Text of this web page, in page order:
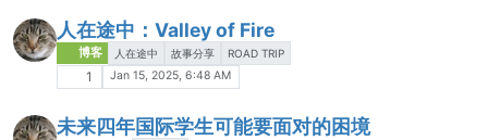
人在途中：Valley of Fire
博客 人在途中 故事分享 ROAD TRIP
1 Jan 15, 2025, 6:48 AM
未来四年国际学生可能要面对的困境